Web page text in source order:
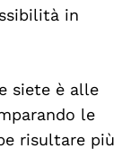
in
siete è alle
le
risultare più